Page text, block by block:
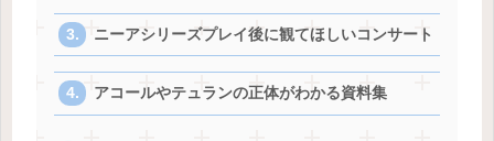
ニーアシリーズプレイ後に観てほしいコンサート
アコールやテュランの正体がわかる資料集